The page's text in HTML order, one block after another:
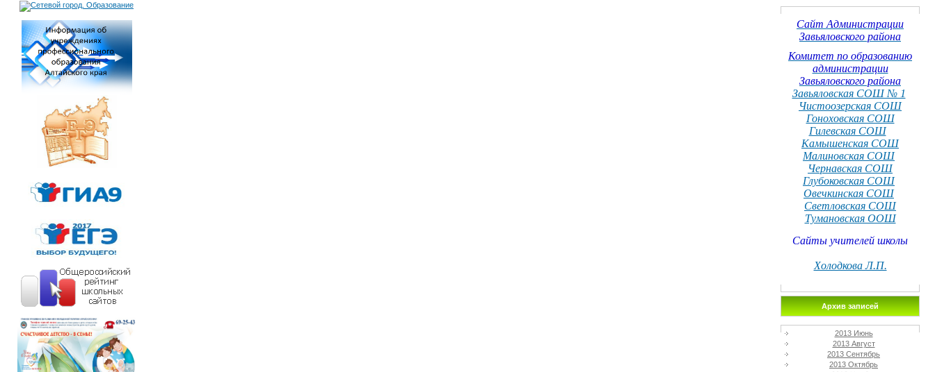
Сайт Администрации
Завьяловского района
Комитет по образованию
администрации
Завьяловского района
Завьяловская СОШ № 1
Чистоозерская СОШ
Гоноховская СОШ
Гилевская СОШ
Камышенская СОШ
Малиновская СОШ
Чернавская СОШ
Глубоковская СОШ
Овечкинская СОШ
Светловская СОШ
Тумановская ООШ
Сайты учителей школы
Холодкова Л.П.
Архив записей
2013 Июнь
2013 Август
2013 Сентябрь
2013 Октябрь